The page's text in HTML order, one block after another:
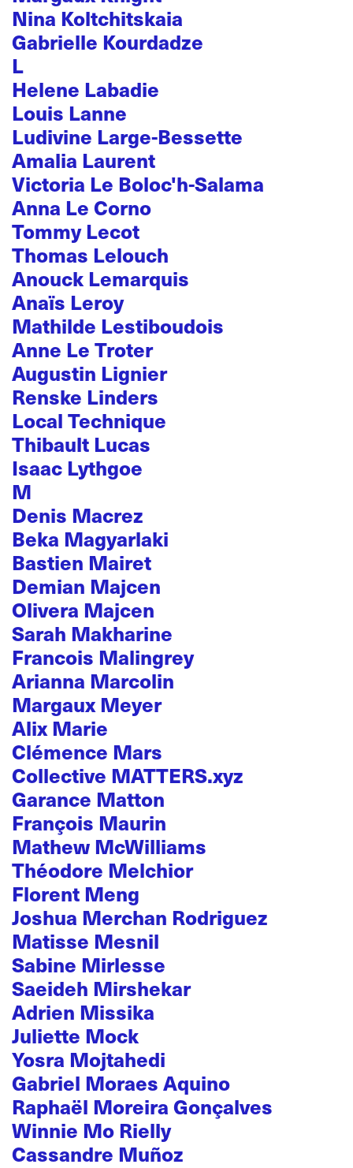
Nina Koltchitskaia
Gabrielle Kourdadze
L
Helene Labadie
Louis Lanne
Ludivine Large-Bessette
Amalia Laurent
Victoria Le Boloc'h-Salama
Anna Le Corno
Tommy Lecot
Thomas Lelouch
Anouck Lemarquis
Anaïs Leroy
Mathilde Lestiboudois
Anne Le Troter
Augustin Lignier
Renske Linders
Local Technique
Thibault Lucas
Isaac Lythgoe
M
Denis Macrez
Beka Magyarlaki
Bastien Mairet
Demian Majcen
Olivera Majcen
Sarah Makharine
Francois Malingrey
Arianna Marcolin
Margaux Meyer
Alix Marie
Clémence Mars
Collective MATTERS.xyz
Garance Matton
François Maurin
Mathew McWilliams
Théodore Melchior
Florent Meng
Joshua Merchan Rodriguez
Matisse Mesnil
Sabine Mirlesse
Saeideh Mirshekar
Adrien Missika
Juliette Mock
Yosra Mojtahedi
Gabriel Moraes Aquino
Raphaël Moreira Gonçalves
Winnie Mo Rielly
Cassandre Muñoz